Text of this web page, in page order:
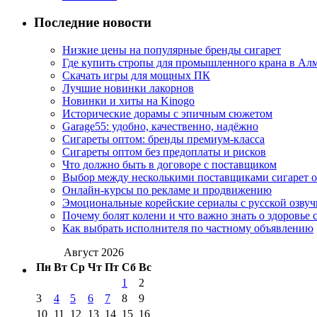
Последние новости
Низкие цены на популярные бренды сигарет
Где купить стропы для промышленного крана в
Скачать игры для мощных ПК
Лучшие новинки лакорнов
Новинки и хиты на Kinogo
Исторические дорамы с эпичным сюжетом
Garage55: удобно, качественно, надёжно
Сигареты оптом: бренды премиум-класса
Сигареты оптом без предоплаты и рисков
Что должно быть в договоре с поставщиком
Выбор между несколькими поставщиками сигарет
Онлайн-курсы по рекламе и продвижению
Эмоциональные корейские сериалы с русской
Почему болят колени и что важно знать о здоровье
Как выбрать исполнителя по частному объявлению
Август 2026
Пн Вт Ср Чт Пт Сб Вс
1
2
3
4 5 6 7 8
9
10 11 12 13 14 15 16